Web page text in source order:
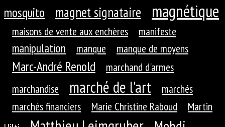
mosquito
magnet signataire magnétique
maisons de vente aux enchères manifeste
manipulation manque manque de moyens
Marc-André Renold
marchand d'armes
marchandise
marché de l'art
marchés
marchés financiers
Marie Christine Raboud
Martin